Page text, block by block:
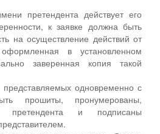
претендента действует его
к заявке должна быть
на осуществление действий от
в установленном
заверенная копия такой
представляемых одновременно с
прошиты, пронумерованы,
претендента и подписаны